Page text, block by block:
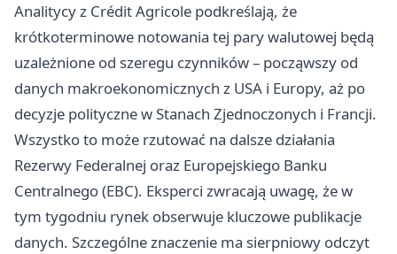
Analitycy z Crédit Agricole podkreślają, że
krótkoterminowe notowania tej pary walutowej będą
uzależnione od szeregu czynników – począwszy od
danych makroekonomicznych z USA i Europy, aż po
decyzje polityczne w Stanach Zjednoczonych i Francji.
Wszystko to może rzutować na dalsze działania
Rezerwy Federalnej oraz Europejskiego Banku
Centralnego (EBC). Eksperci zwracają uwagę, że w
tym tygodniu rynek obserwuje kluczowe publikacje
danych. Szczególne znaczenie ma sierpniowy odczyt